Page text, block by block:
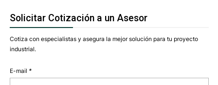
Solicitar Cotización a un Asesor
Cotiza con especialistas y asegura la mejor solución para tu proyecto
industrial.
E-mail *